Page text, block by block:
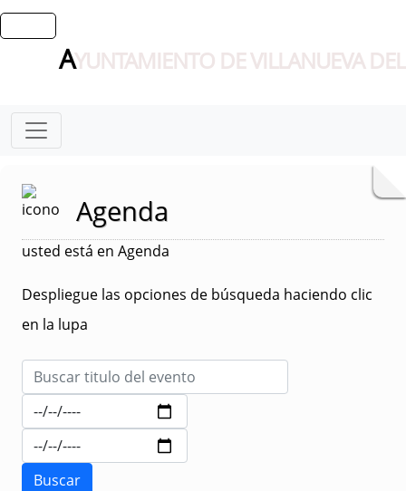
AYUNTAMIENTO DE VILLANUEVA
Agenda
usted está en Agenda
Despliegue las opciones de búsqueda haciendo clic
en la lupa